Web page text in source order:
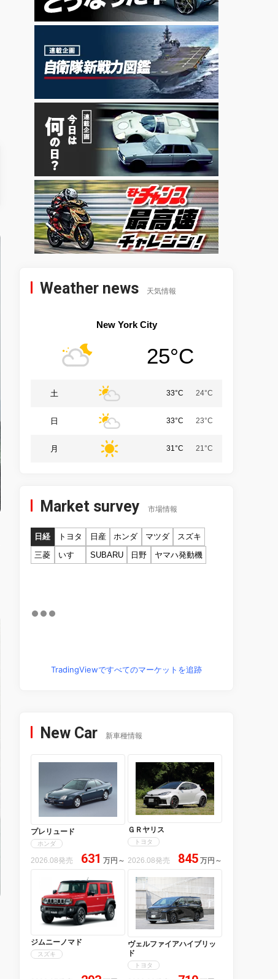
Weather news 天気情報
New York City
25°C
土 33°C 24°C
日 33°C 23°C
月 31°C 21°C
Market survey 市場情報
日経 トヨタ 日産 ホンダ マツダ
スズキ
三菱
いすゞ SUBARU 日野 ヤマハ発動機
TradingViewですべてのマーケットを追跡
New Car 新車種情報
プレリュード
ホンダ
2026.08発売 631 万円 ～
ＧＲヤリス
トヨタ
2026.08発売 845 万円 ～
ジムニーノマド
スズキ
ヴェルファイアハイブリッ
ド
トヨタ